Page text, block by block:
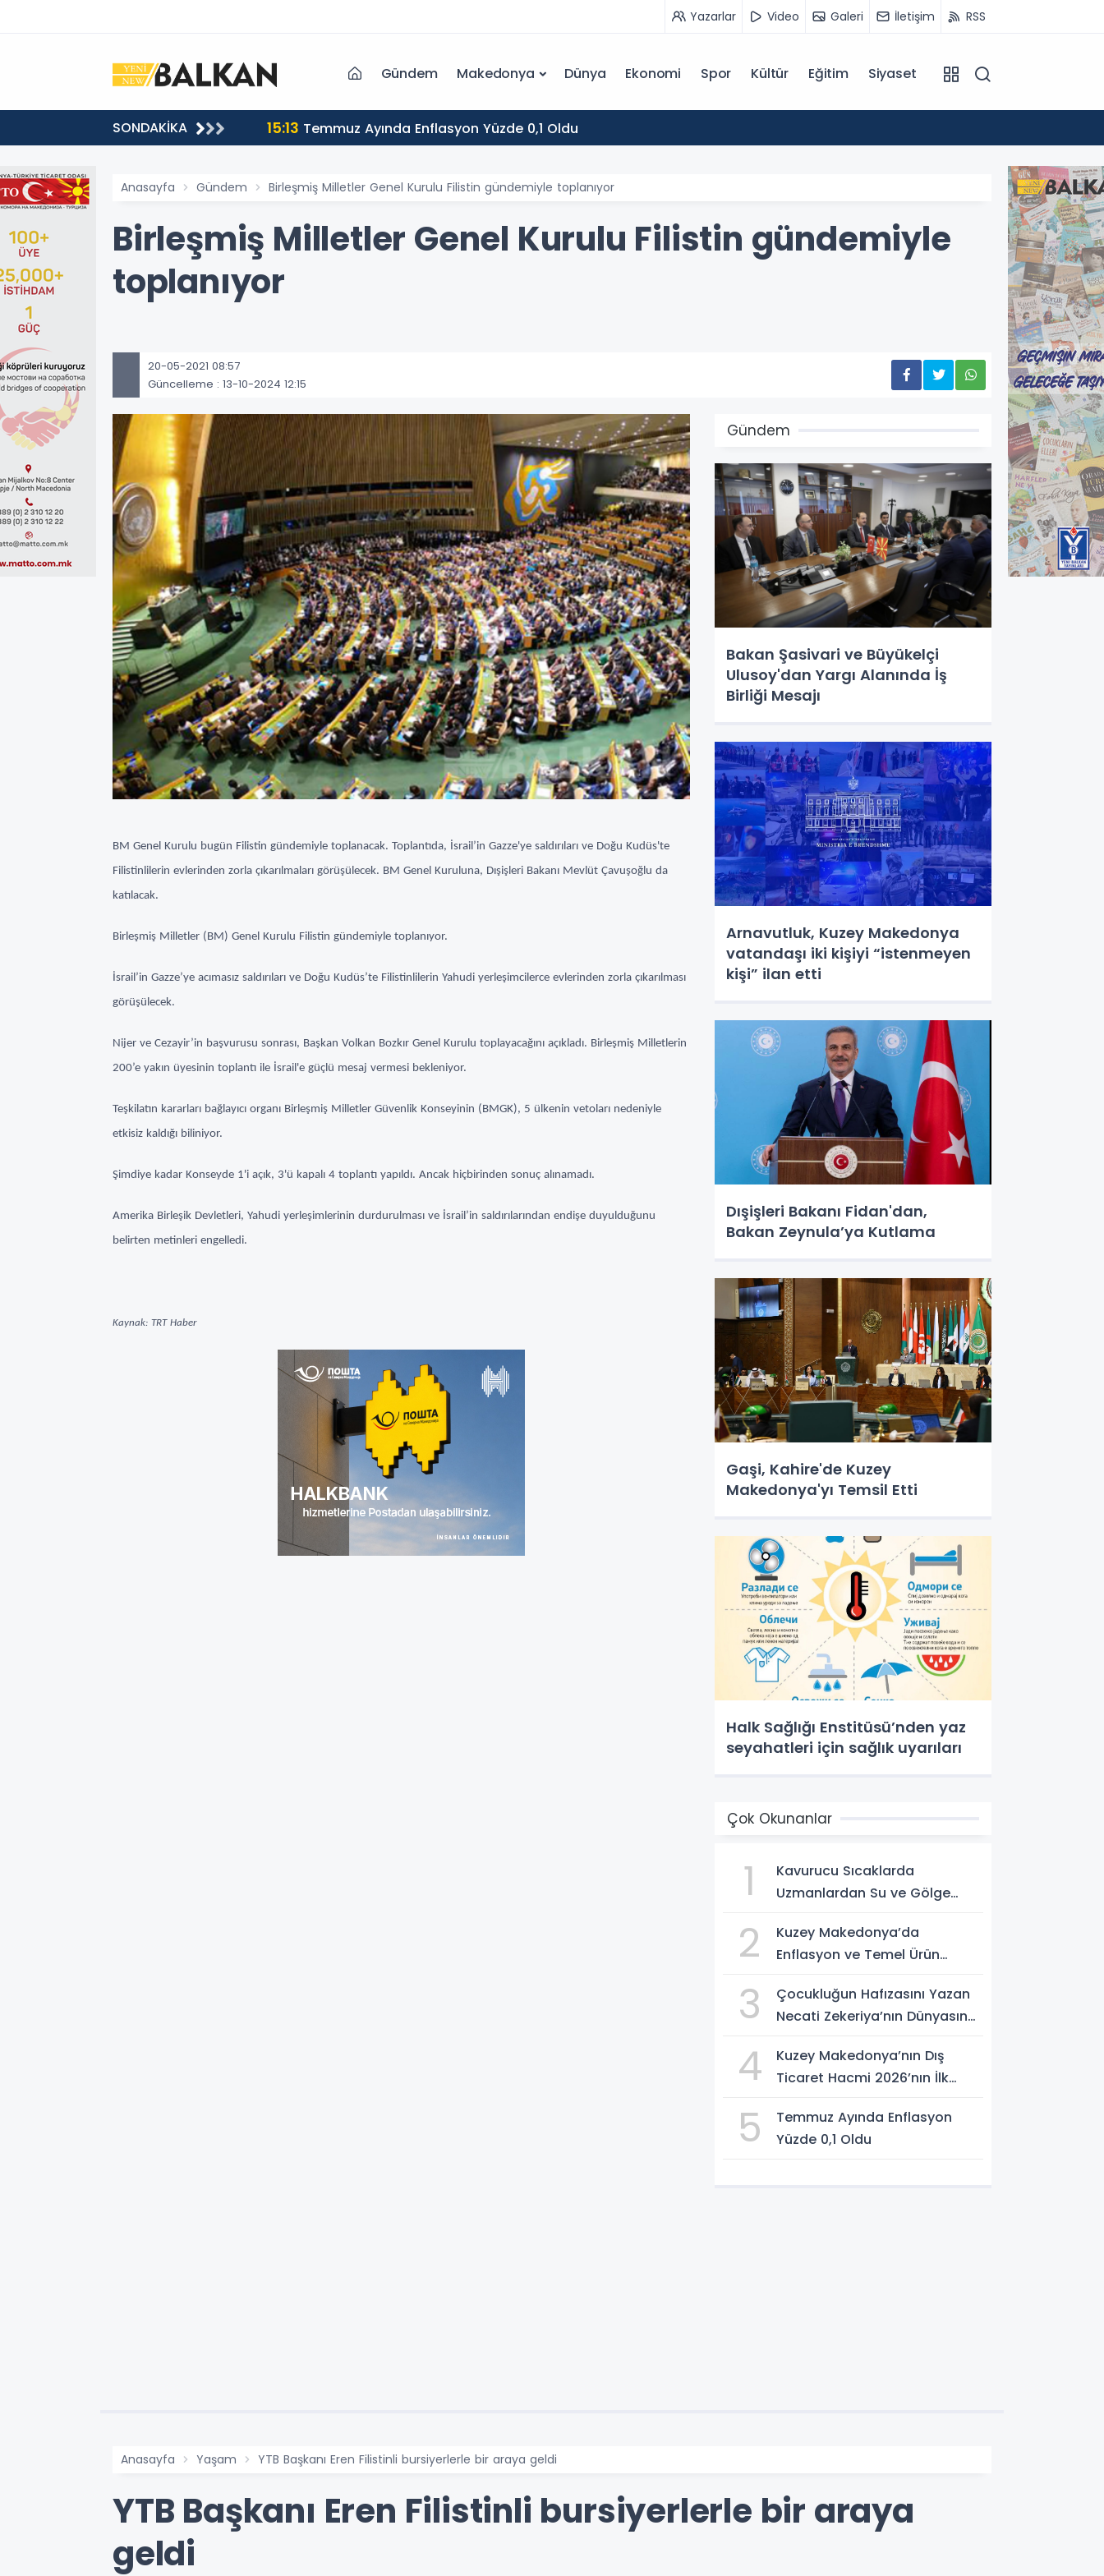
Yazarlar Video Galeri İletişim RSS
Gündem Makedonya Dünya Ekonomi Spor Kültür Eğitim Siyaset
SONDAKİKA 15:13 Temmuz Ayında Enflasyon Yüzde 0,1 Oldu
Anasayfa Gündem Birleşmiş Milletler Genel Kurulu Filistin gündemiyle toplanıyor
Birleşmiş Milletler Genel Kurulu Filistin gündemiyle
toplanıyor
20-05-2021 08:57
Güncelleme : 13-10-2024 12:15
BM Genel Kurulu bugün Filistin gündemiyle toplanacak. Toplantıda, İsrail’in Gazze'ye saldırıları ve Doğu Kudüs'te
Filistinlilerin evlerinden zorla çıkarılmaları görüşülecek. BM Genel Kuruluna, Dışişleri Bakanı Mevlüt Çavuşoğlu da
katılacak.
Birleşmiş Milletler (BM) Genel Kurulu Filistin gündemiyle toplanıyor.
İsrail’in Gazze’ye acımasız saldırıları ve Doğu Kudüs’te Filistinlilerin Yahudi yerleşimcilerce evlerinden zorla çıkarılması
görüşülecek.
Nijer ve Cezayir’in başvurusu sonrası, Başkan Volkan Bozkır Genel Kurulu toplayacağını açıkladı. Birleşmiş Milletlerin
200’e yakın üyesinin toplantı ile İsrail'e güçlü mesaj vermesi bekleniyor.
Teşkilatın kararları bağlayıcı organı Birleşmiş Milletler Güvenlik Konseyinin (BMGK), 5 ülkenin vetoları nedeniyle
etkisiz kaldığı biliniyor.
Şimdiye kadar Konseyde 1'i açık, 3'ü kapalı 4 toplantı yapıldı. Ancak hiçbirinden sonuç alınamadı.
Amerika Birleşik Devletleri, Yahudi yerleşimlerinin durdurulması ve İsrail’in saldırılarından endişe duyulduğunu
belirten metinleri engelledi.
Kaynak: TRT Haber
Gündem
Bakan Şasivari ve Büyükelçi
Ulusoy'dan Yargı Alanında İş
Birliği Mesajı
Arnavutluk, Kuzey Makedonya
vatandaşı iki kişiyi “istenmeyen
kişi” ilan etti
Dışişleri Bakanı Fidan'dan,
Bakan Zeynula’ya Kutlama
Gaşi, Kahire'de Kuzey
Makedonya'yı Temsil Etti
Halk Sağlığı Enstitüsü’nden yaz
seyahatleri için sağlık uyarıları
Çok Okunanlar
1
Kavurucu Sıcaklarda
Uzmanlardan Su ve Gölge
2
Kuzey Makedonya’da
Enflasyon ve Temel Ürün
3
Çocukluğun Hafızasını Yazan
Necati Zekeriya’nın Dünyasına
4
Kuzey Makedonya’nın Dış
Ticaret Hacmi 2026’nın İlk
5
Temmuz Ayında Enflasyon
Yüzde 0,1 Oldu
Anasayfa Yaşam YTB Başkanı Eren Filistinli bursiyerlerle bir araya geldi
YTB Başkanı Eren Filistinli bursiyerlerle bir araya
geldi